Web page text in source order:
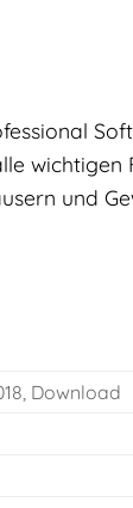
wichtigen
und
Download